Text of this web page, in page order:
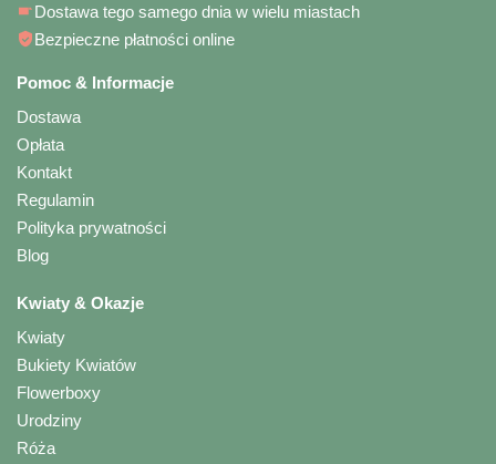
Dostawa tego samego dnia w wielu miastach
Bezpieczne płatności online
Pomoc & Informacje
Dostawa
Opłata
Kontakt
Regulamin
Polityka prywatności
Blog
Kwiaty & Okazje
Kwiaty
Bukiety Kwiatów
Flowerboxy
Urodziny
Róża